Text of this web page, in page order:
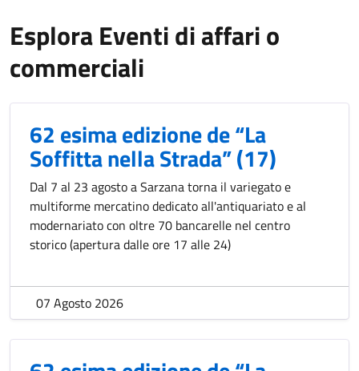
Esplora Eventi di affari o
commerciali
62 esima edizione de “La
Soffitta nella Strada” (17)
Dal 7 al 23 agosto a Sarzana torna il variegato e
multiforme mercatino dedicato all'antiquariato e al
modernariato con oltre 70 bancarelle nel centro
storico (apertura dalle ore 17 alle 24)
07 Agosto 2026